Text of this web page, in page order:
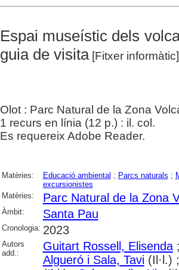
Espai museístic dels
guia de visita[Fitxer informàtic]
Olot : Parc Natural de la Zona
1 recurs en línia (12 p.) : il. col.
Es requereix Adobe Reader.
Matèries: Educació ambiental ; Parcs naturals ;
excursionistes
Matèries:
Parc Natural de la Zona
Àmbit: Santa Pau
Cronologia: 2023
Autors
add.:
Guitart Rossell, Elisenda
Algueró i Sala, Tavi(Il·l.)